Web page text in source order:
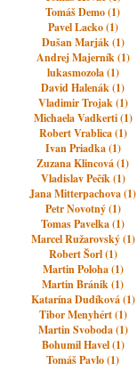
Tomáš Demo (1)
Pavel Lacko (1)
Dušan Marják (1)
Andrej Majerník (1)
lukasmozola (1)
David Halenák (1)
Vladimir Trojak (1)
Michaela Vadkerti (1)
Robert Vrablica (1)
Ivan Priadka (1)
Zuzana Klincová (1)
Vladislav Pečík (1)
Jana Mitterpachova (1)
Petr Novotný (1)
Tomas Pavelka (1)
Marcel Ružarovský (1)
Robert Šorl (1)
Martin Poloha (1)
Martin Bránik (1)
Katarína Dudíková (1)
Tibor Menyhért (1)
Martin Svoboda (1)
Bohumil Havel (1)
Tomáš Pavlo (1)